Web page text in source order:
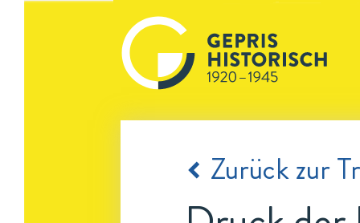
Zurück zur